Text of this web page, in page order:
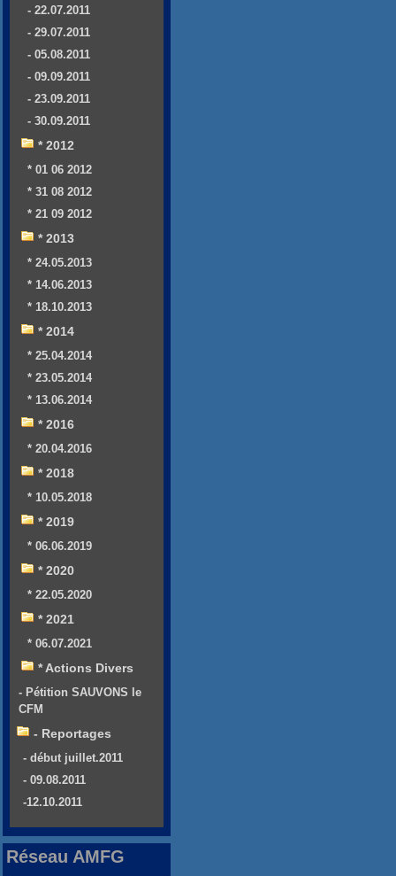
- 22.07.2011
- 29.07.2011
- 05.08.2011
- 09.09.2011
- 23.09.2011
- 30.09.2011
* 2012
* 01 06 2012
* 31 08 2012
* 21 09 2012
* 2013
* 24.05.2013
* 14.06.2013
* 18.10.2013
* 2014
* 25.04.2014
* 23.05.2014
* 13.06.2014
* 2016
* 20.04.2016
* 2018
* 10.05.2018
* 2019
* 06.06.2019
* 2020
* 22.05.2020
* 2021
* 06.07.2021
* Actions Divers
- Pétition SAUVONS le
CFM
- Reportages
- début juillet.2011
- 09.08.2011
-12.10.2011
Réseau AMFG